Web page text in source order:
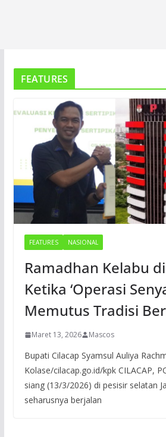
FEATURES
FEATURES NASIONAL
Ramadhan Kelabu
Ketika ‘Operasi
Memutus Tradisi
Maret 13, 2026 Mascos
Bupati Cilacap Syamsul Auliya
Kolase/cilacap.go.id/kpk CILACAP,
siang (13/3/2026) di pesisir selatan
seharusnya berjalan